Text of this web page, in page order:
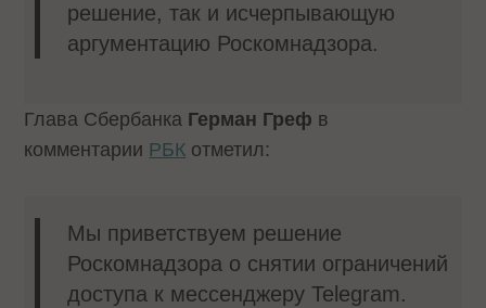
решение, так и исчерпывающую
аргументацию Роскомнадзора.
Глава Сбербанка Герман Греф в
комментарии РБК отметил:
Мы приветствуем решение
Роскомнадзора о снятии ограничений
доступа к мессенджеру Telegram.